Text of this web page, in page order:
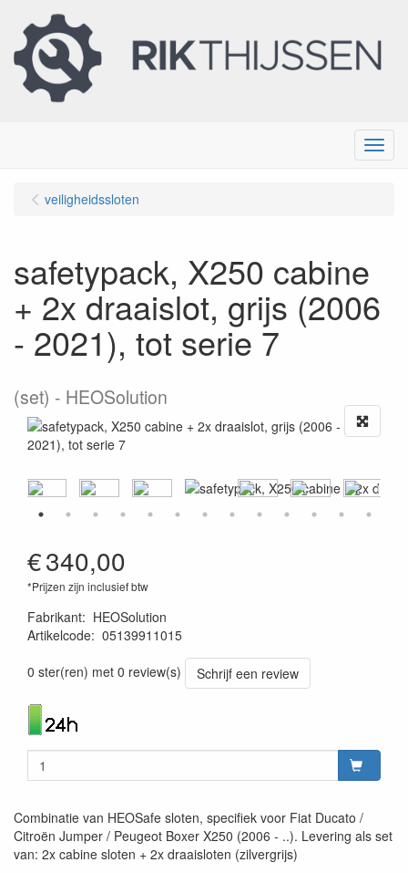
Menu
veiligheidssloten
safetypack, X250 cabine
+ 2x draaislot, grijs (2006
- 2021), tot serie 7
(set) HEOSolution
€340,00
*Prijzen zijn inclusief btw
Fabrikant: HEOSolution
Artikelcode: 05139911015
0 ster(ren) met 0 review(s)
Schrijf een review
Combinatie van HEOSafe sloten, specifiek voor Fiat Ducato /
Citroën Jumper / Peugeot Boxer X250 (2006 - ..). Levering als set
van: 2x cabine sloten + 2x draaisloten (zilvergrijs)